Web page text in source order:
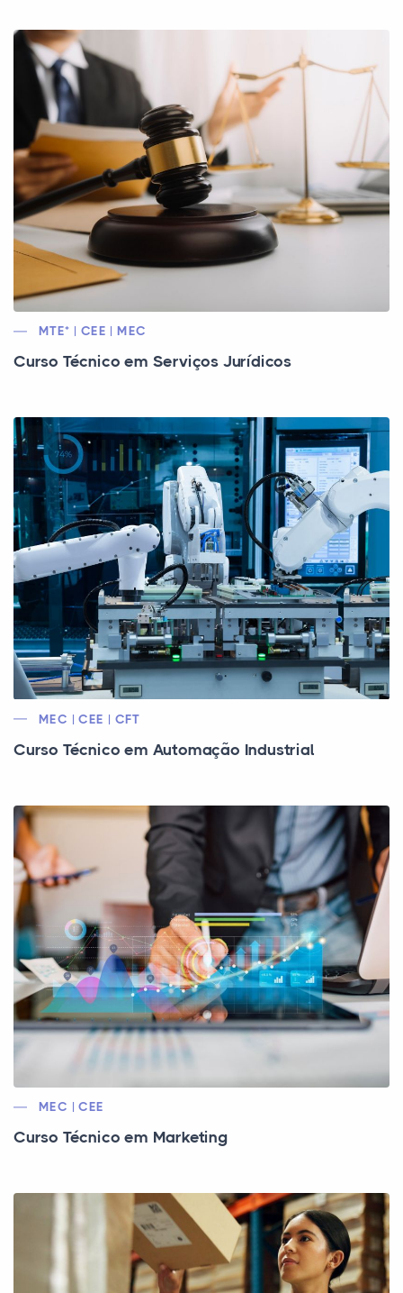
MTE* | CEE | MEC
Curso Técnico em Serviços Jurídicos
MEC | CEE | CFT
Curso Técnico em Automação Industrial
MEC | CEE
Curso Técnico em Marketing